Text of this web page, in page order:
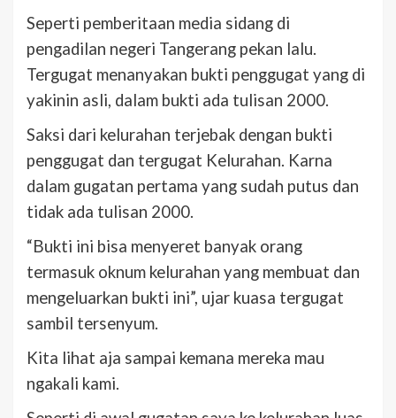
Seperti pemberitaan media sidang di
pengadilan negeri Tangerang pekan lalu.
Tergugat menanyakan bukti penggugat yang di
yakinin asli, dalam bukti ada tulisan 2000.
Saksi dari kelurahan terjebak dengan bukti
penggugat dan tergugat Kelurahan. Karna
dalam gugatan pertama yang sudah putus dan
tidak ada tulisan 2000.
“Bukti ini bisa menyeret banyak orang
termasuk oknum kelurahan yang membuat dan
mengeluarkan bukti ini”, ujar kuasa tergugat
sambil tersenyum.
Kita lihat aja sampai kemana mereka mau
ngakali kami.